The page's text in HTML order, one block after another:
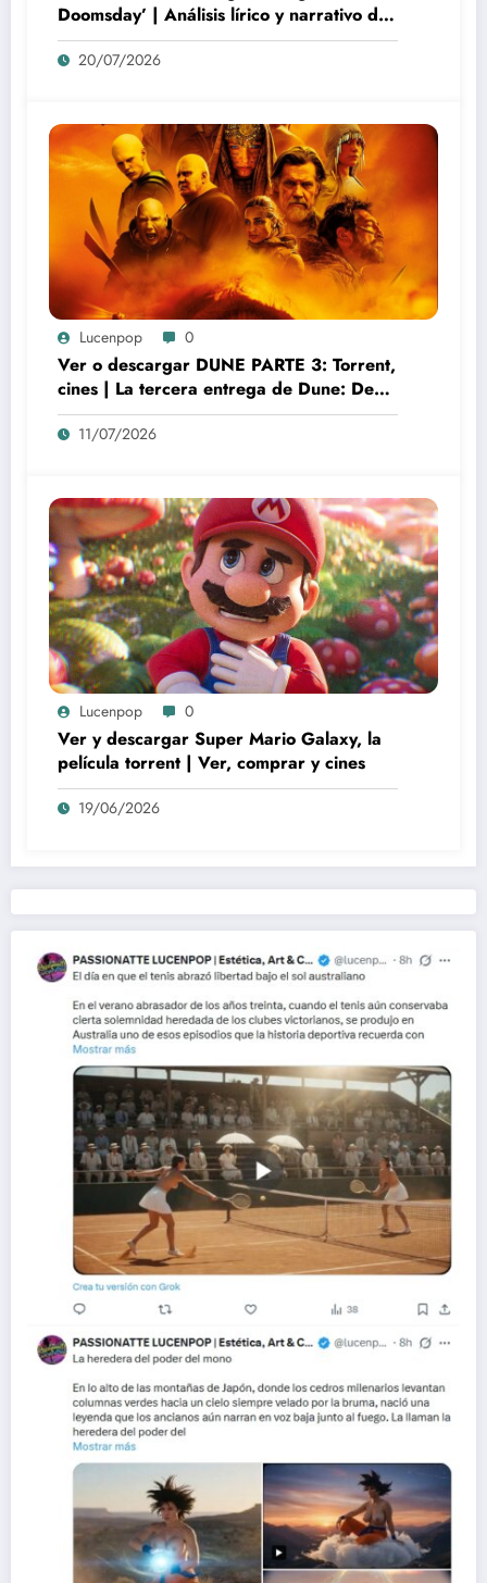
Doomsday’ | Análisis lírico y narrativo del
nuevo Vengadores: Doomsday
20/07/2026
Lucenpop 0
Ver o descargar DUNE PARTE 3: Torrent,
cines | La tercera entrega de Dune: Denis
Villeneuve y el auge del nuevo misticismo
cinematográfico
11/07/2026
Lucenpop 0
Ver y descargar Super Mario Galaxy, la
película torrent | Ver, comprar y cines
19/06/2026